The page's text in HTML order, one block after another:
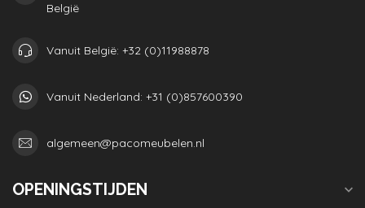
België
Vanuit België: +32 (0)11988878
Vanuit Nederland: +31 (0)857600390
algemeen@pacomeubelen.nl
OPENINGSTIJDEN